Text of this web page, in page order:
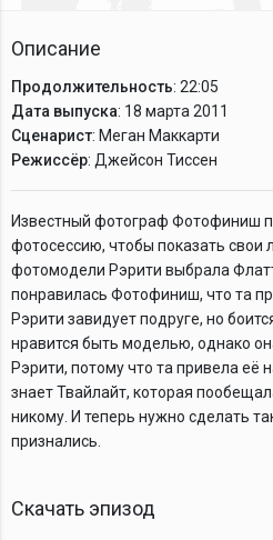
Описание
Продолжительность: 22:05
Дата выпуска: 18 марта 2011
Сценарист: Меган Маккарти
Режиссёр: Джейсон Тиссен
Известный фотограф Фотофиниш
фотосессию, чтобы показать свои
фотомодели Рэрити выбрала
понравилась Фотофиниш, что та
Рэрити завидует подруге, но
нравится быть моделью, однако
Рэрити, потому что та привела её
знает Твайлайт, которая
никому. И теперь нужно сделать
признались.
Скачать эпизод